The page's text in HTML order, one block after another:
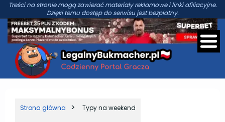
Treści na stronie mogą zawierać materiały reklamowe i linki afiliacyjne.
Dzięki temu dostęp do serwisu jest bezpłatny.
Strona główna Typy na weekend